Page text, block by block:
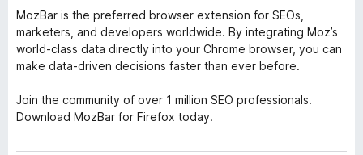
MozBar is the preferred browser extension for SEOs,
marketers, and developers worldwide. By integrating Moz’s
world-class data directly into your Chrome browser, you can
make data-driven decisions faster than ever before.
Join the community of over 1 million SEO professionals.
Download MozBar for Firefox today.